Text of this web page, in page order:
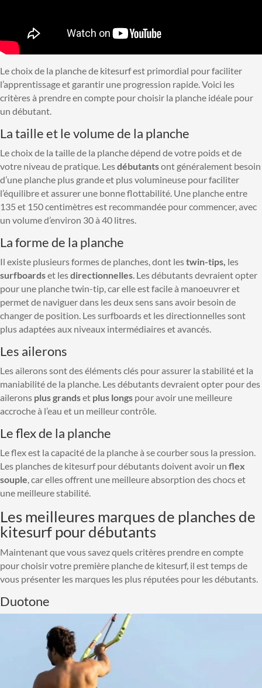
Le choix de la planche de kitesurf est primordial pour faciliter
l’apprentissage et garantir une progression rapide. Voici les
critères à prendre en compte pour choisir la planche idéale pour
un débutant.
La taille et le volume de la planche
Le choix de la taille de la planche dépend de votre poids et de
votre niveau de pratique. Lesdébutantsont généralement besoin
d’une planche plus grande et plus volumineuse pour faciliter
l’équilibre et assurer une bonne flottabilité. Une planche entre
135 et 150 centimètres est recommandée pour commencer, avec
un volume d’environ 30 à 40 litres.
La forme de la planche
Il existe plusieurs formes de planches, dont lestwin-tips, les
surfboardset lesdirectionnelles. Les débutants devraient opter
pour une planche twin-tip, car elle est facile à manoeuvrer et
permet de naviguer dans les deux sens sans avoir besoin de
changer de position. Les surfboards et les directionnelles sont
plus adaptées aux niveaux intermédiaires et avancés.
Les ailerons
Les ailerons sont des éléments clés pour assurer la stabilité et la
maniabilité de la planche. Les débutants devraient opter pour des
ailerons plus grandset plus longs pour avoir une meilleure
accroche à l’eau et un meilleur contrôle.
Le flex de la planche
Le flex est la capacité de la planche à se courber sous la pression.
Les planches de kitesurf pour débutants doivent avoir un flex
souple, car elles offrent une meilleure absorption des chocs et
une meilleure stabilité.
Les meilleures marques de planches de
kitesurf pour débutants
Maintenant que vous savez quels critères prendre en compte
pour choisir votre première planche de kitesurf, il est temps de
vous présenter les marques les plus réputées pour les débutants.
Duotone